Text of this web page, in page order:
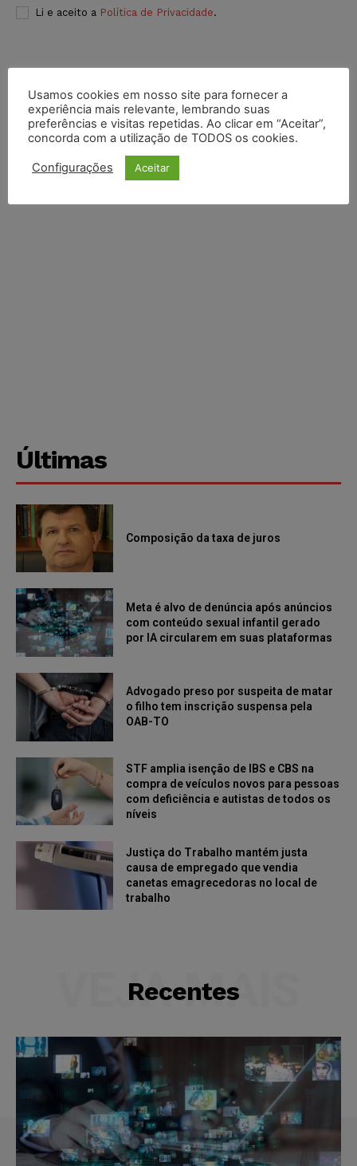
Li e aceito a Política de Privacidade.
Últimas
Composição da taxa de juros
Meta é alvo de denúncia após anúncios
com conteúdo sexual infantil gerado
por IA circularem em suas plataformas
Advogado preso por suspeita de matar
o filho tem inscrição suspensa pela
OAB-TO
STF amplia isenção de IBS e CBS na
compra de veículos novos para pessoas
com deficiência e autistas de todos os
níveis
Justiça do Trabalho mantém justa
causa de empregado que vendia
canetas emagrecedoras no local de
trabalho
Recentes
VEJA MAIS
Usamos cookies em nosso site para fornecer a
experiência mais relevante, lembrando suas
preferências e visitas repetidas. Ao clicar em “Aceitar”,
concorda com a utilização de TODOS os cookies.
Configurações Aceitar